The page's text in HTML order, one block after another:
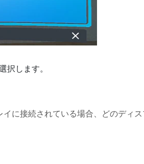
択します。
に接続されている場合、どのディ